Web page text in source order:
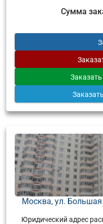
Сумма
Заказать
Заказать
Москва, ул.
Юридический адрес